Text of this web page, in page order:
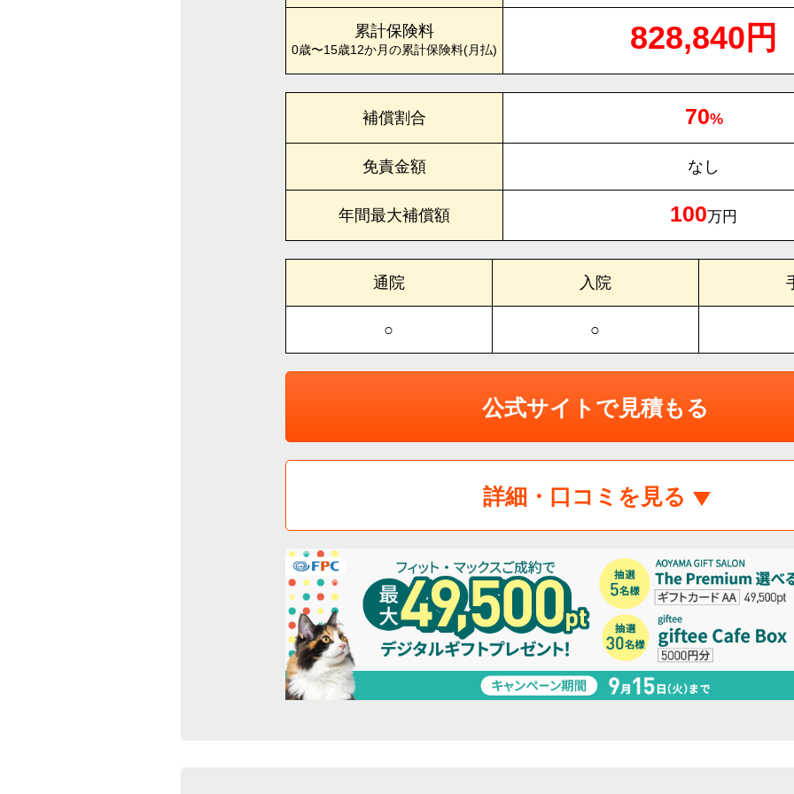
累計保険料
0歳〜15歳12か月 の累計保険料(月払) 828,840円
補償割合 70%
免責金額 なし
年間最大補償額 100万円
通院 入院
○ ○
公式サイトで見積もる
詳細・口コミを見る